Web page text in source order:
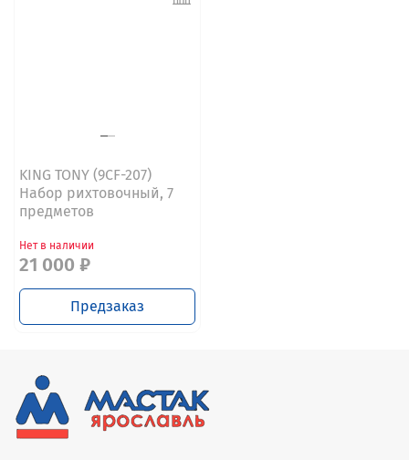
KING TONY (9CF-207)
Набор рихтовочный, 7
предметов
Нет в наличии
21 000 ₽
Предзаказ